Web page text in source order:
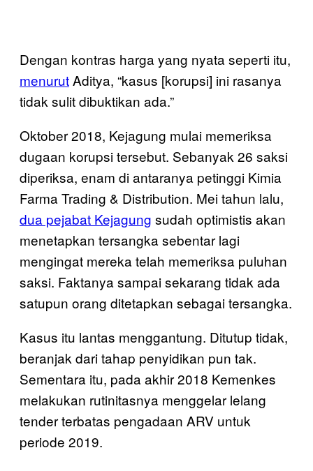
Dengan kontras harga yang nyata seperti itu,
menurutAditya, “kasus [korupsi] ini rasanya
tidak sulit dibuktikan ada.”
Oktober 2018, Kejagung mulai memeriksa
dugaan korupsi tersebut. Sebanyak 26 saksi
diperiksa, enam di antaranya petinggi Kimia
Farma Trading & Distribution. Mei tahun lalu,
dua pejabat Kejagung sudah optimistis akan
menetapkan tersangka sebentar lagi
mengingat mereka telah memeriksa puluhan
saksi. Faktanya sampai sekarang tidak ada
satupun orang ditetapkan sebagai tersangka.
Kasus itu lantas menggantung. Ditutup tidak,
beranjak dari tahap penyidikan pun tak.
Sementara itu, pada akhir 2018 Kemenkes
melakukan rutinitasnya menggelar lelang
tender terbatas pengadaan ARV untuk
periode 2019.